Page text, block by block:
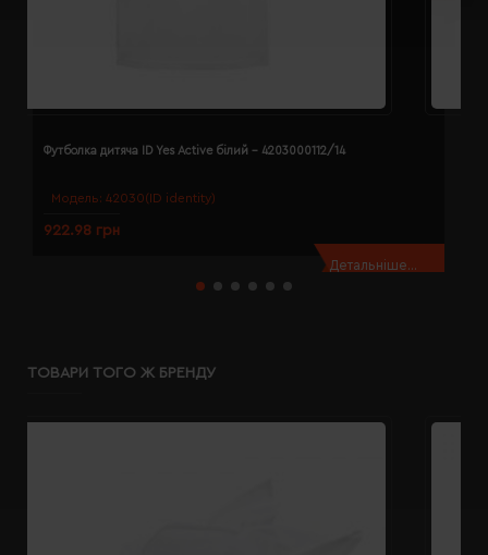
Модель: 42030(ID identity)
Футболка дитяча ID Yes Active білий - 4203000112/14
922.98 грн
Детальніше...
ТОВАРИ ТОГО Ж БРЕНДУ